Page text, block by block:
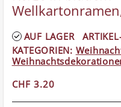
AUF LAGER
KATEGORIEN:
CHF 3.20